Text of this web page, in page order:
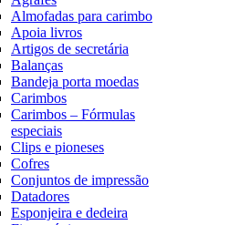
Almofadas para carimbo
Apoia livros
Artigos de secretária
Balanças
Bandeja porta moedas
Carimbos
Carimbos – Fórmulas
especiais
Clips e pioneses
Cofres
Conjuntos de impressão
Datadores
Esponjeira e dedeira